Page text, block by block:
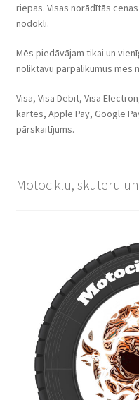
riepas. Visas norādītās
nodokli.
Mēs piedāvājam tikai un
noliktavu pārpalikumus mēs
Visa, Visa Debit, Visa
kartes, Apple Pay, Google
pārskaitījums.
Motociklu, skūteru